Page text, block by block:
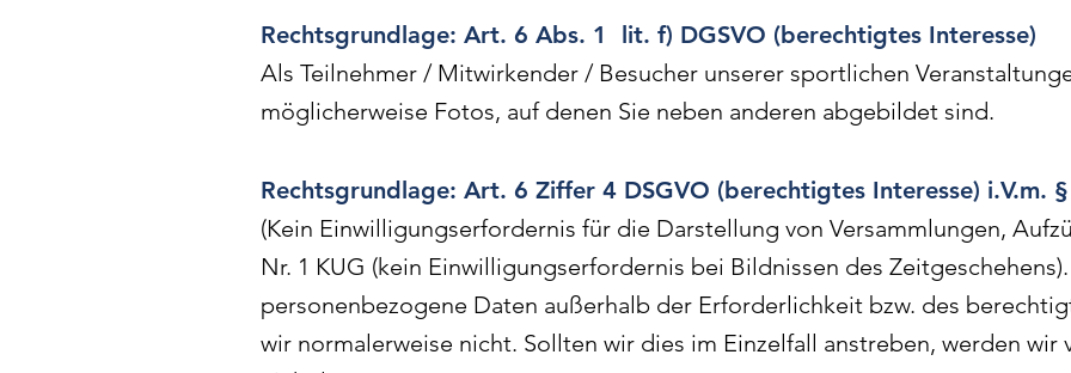
Rechtsgrundlage: Art. 6 Abs. 1 lit. f) DGSVO (berechtigtes Interesse)
Als Teilnehmer / Mitwirkender / Besucher unserer sportlichen
möglicherweise Fotos, auf denen Sie neben anderen abgebildet sind.
Rechtsgrundlage: Art. 6 Ziffer 4 DSGVO (berechtigtes Interesse) i.V.m.
(Kein Einwilligungserfordernis für die Darstellung von Versammlungen,
Nr. 1 KUG (kein Einwilligungserfordernis bei Bildnissen des
personenbezogene Daten außerhalb der Erforderlichkeit bzw. des
wir normalerweise nicht. Sollten wir dies im Einzelfall anstreben, werden wir